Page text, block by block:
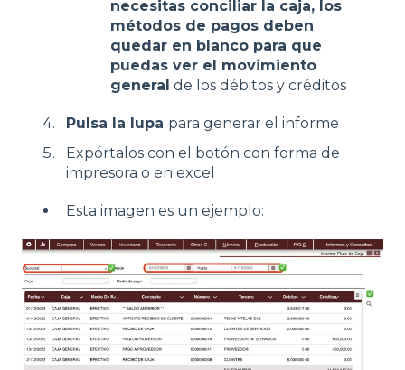
necesitas conciliar la caja, los
métodos de pagos deben
quedar en blanco para que
puedas ver el movimiento
general de los débitos y créditos
Pulsa la lupa para generar el informe
Expórtalos con el botón con forma de
impresora o en excel
Esta imagen es un ejemplo: